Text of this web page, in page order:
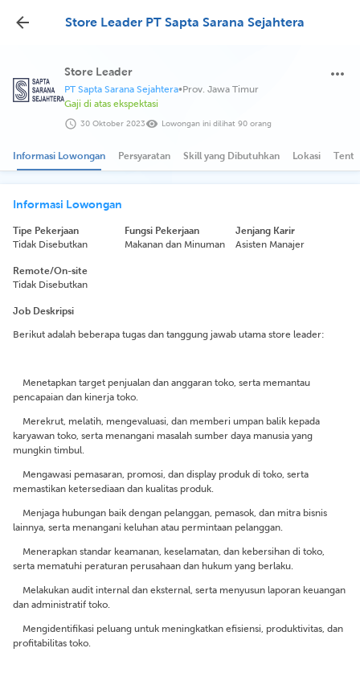
Store Leader PT Sapta Sarana Sejahtera
Store Leader
PT Sapta Sarana Sejahtera•Prov. Jawa Timur
Gaji di atas ekspektasi
Lowongan ini dilihat 90 orang
30 Oktober 2023
Informasi Lowongan Persyaratan Skill yang Dibutuhkan Lokasi
Informasi Lowongan
Tipe Pekerjaan
Tidak Disebutkan
Fungsi Pekerjaan
Makanan dan Minuman
Jenjang Karir
Asisten Manajer
Remote/On-site
Tidak Disebutkan
Job Deskripsi
Berikut adalah beberapa tugas dan tanggung jawab utama store leader:
Menetapkan target penjualan dan anggaran toko, serta memantau
pencapaian dan kinerja toko.
Merekrut, melatih, mengevaluasi, dan memberi umpan balik kepada
karyawan toko, serta menangani masalah sumber daya manusia yang
mungkin timbul.
Mengawasi pemasaran, promosi, dan display produk di toko, serta
memastikan ketersediaan dan kualitas produk.
Menjaga hubungan baik dengan pelanggan, pemasok, dan mitra bisnis
lainnya, serta menangani keluhan atau permintaan pelanggan.
Menerapkan standar keamanan, keselamatan, dan kebersihan di toko,
serta mematuhi peraturan perusahaan dan hukum yang berlaku.
Melakukan audit internal dan eksternal, serta menyusun laporan keuangan
dan administratif toko.
Mengidentifikasi peluang untuk meningkatkan efisiensi, produktivitas, dan
profitabilitas toko.